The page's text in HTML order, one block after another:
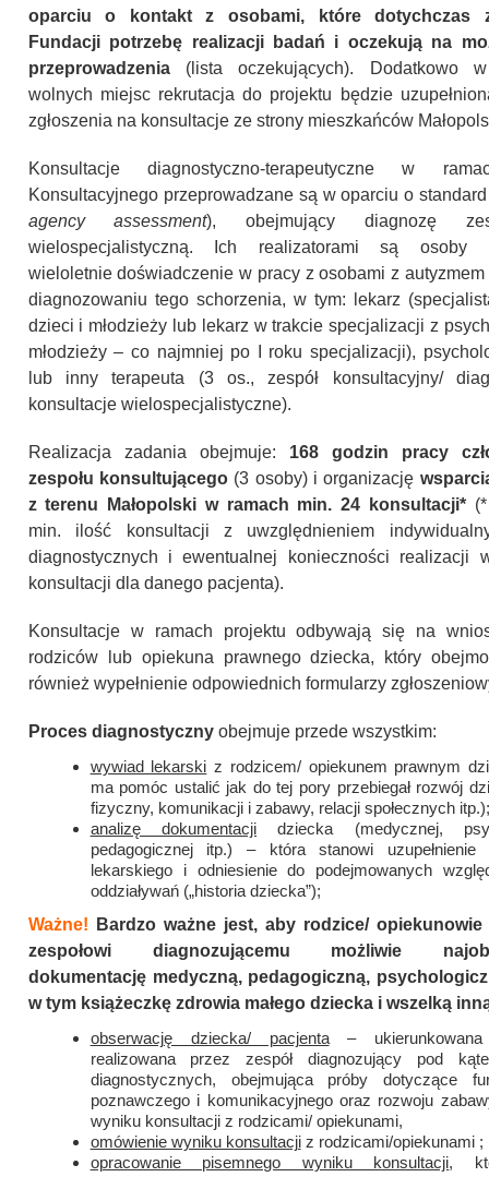
oparciu o kontakt z osobami, które dotychczas
Fundacji potrzebę realizacji badań i oczekują na
przeprowadzenia(lista oczekujących). Dodatkowo w
wolnych miejsc rekrutacja do projektu będzie
zgłoszenia na konsultacje ze strony mieszkańców
Konsultacje diagnostyczno-terapeutyczne w
Konsultacyjnego przeprowadzane są w oparciu o
agency assessment), obejmujący diagnozę
wielospecjalistyczną. Ich realizatorami są osoby
wieloletnie doświadczenie w pracy z osobami z
diagnozowaniu tego schorzenia, w tym: lekarz
dzieci i młodzieży lub lekarz w trakcie specjalizacji z
młodzieży – co najmniej po I roku specjalizacji),
lub inny terapeuta (3 os., zespół konsultacyjny/
konsultacje wielospecjalistyczne).
Realizacja zadania obejmuje: 168 godzin pracy
zespołu konsultującego (3 osoby) i organizację
z terenu Małopolski w ramach min. 24 konsultacji*(*
min. ilość konsultacji z uwzględnieniem
diagnostycznych i ewentualnej konieczności realizacji
konsultacji dla danego pacjenta).
Konsultacje w ramach projektu odbywają się na
rodziców lub opiekuna prawnego dziecka, który
również wypełnienie odpowiednich formularzy
Proces diagnostycznyobejmuje przede wszystkim:
wywiad lekarski z rodzicem/ opiekunem prawnym
ma pomóc ustalić jak do tej pory przebiegał rozwój
fizyczny, komunikacji i zabawy, relacji społecznych itp.);
analizę dokumentacji dziecka (medycznej,
pedagogicznej itp.) – która stanowi uzupełnienie
lekarskiego i odniesienie do podejmowanych
oddziaływań („historia dziecka”);
Ważne!
Bardzo ważne jest, aby rodzice/
zespołowi diagnozującemu możliwie
dokumentację medyczną, pedagogiczną,
w tym książeczkę zdrowia małego dziecka i wszelką
obserwację dziecka/ pacjenta– ukierunkowana
realizowana przez zespół diagnozujący pod
diagnostycznych, obejmująca próby dotyczące
poznawczego i komunikacyjnego oraz rozwoju
wyniku konsultacji z rodzicami/ opiekunami,
omówienie wyniku konsultacjiz rodzicami/opiekunami ;
opracowanie pisemnego wyniku konsultacji,